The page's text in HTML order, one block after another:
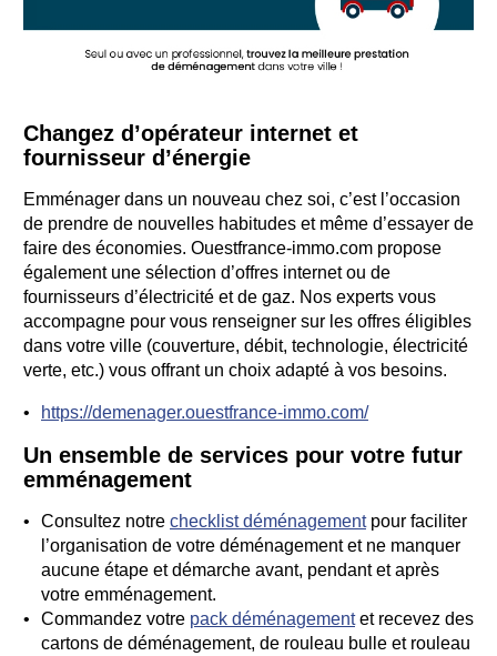
Changez d’opérateur internet et
fournisseur d’énergie
Emménager dans un nouveau chez soi, c’est l’occasion
de prendre de nouvelles habitudes et même d’essayer de
faire des économies. Ouestfrance-immo.com propose
également une sélection d’offres internet ou de
fournisseurs d’électricité et de gaz. Nos experts vous
accompagne pour vous renseigner sur les offres éligibles
dans votre ville (couverture, débit, technologie, électricité
verte, etc.) vous offrant un choix adapté à vos besoins.
https://demenager.ouestfrance-immo.com/
Un ensemble de services pour votre futur
emménagement
Consultez notre checklist déménagementpour faciliter
l’organisation de votre déménagement et ne manquer
aucune étape et démarche avant, pendant et après
votre emménagement.
Commandez votre pack déménagementet recevez des
cartons de déménagement, de rouleau bulle et rouleau